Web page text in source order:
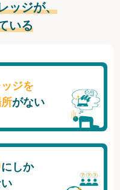
ッジが、
いる
ジを
がない
にしか